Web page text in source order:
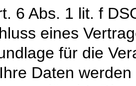
6 Abs. 1 lit. f
eines
für die
Daten